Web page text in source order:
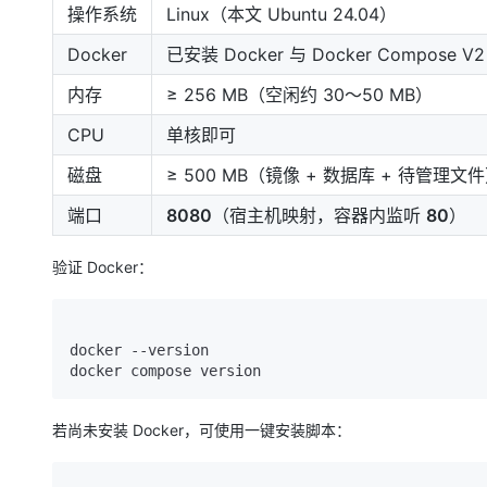
操作系统
Linux（本文 Ubuntu 24.04）
Docker
已安装 Docker 与 Docker Compose V2
内存
≥ 256 MB（空闲约 30～50 MB）
CPU
单核即可
磁盘
≥ 500 MB（镜像 + 数据库 + 待管理文
端口
8080 （宿主机映射，容器内监听 80）
验证 Docker：
docker --version
若尚未安装 Docker，可使用一键安装脚本：